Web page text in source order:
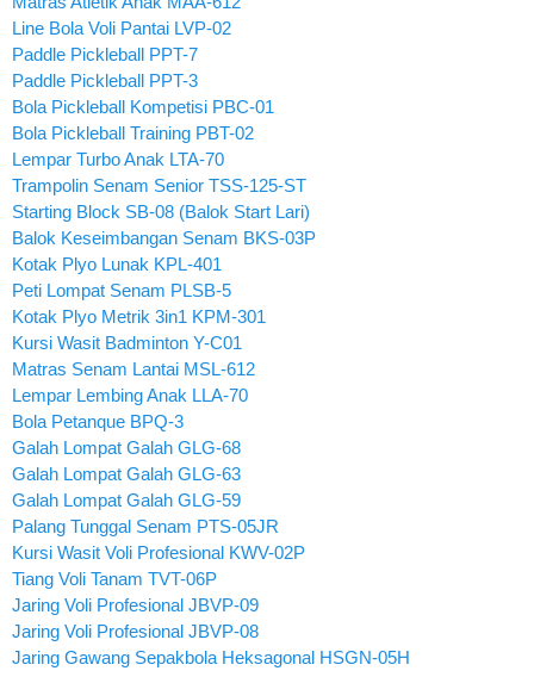
Line Bola Voli Pantai LVP-02
Paddle Pickleball PPT-7
Paddle Pickleball PPT-3
Bola Pickleball Kompetisi PBC-01
Bola Pickleball Training PBT-02
Lempar Turbo Anak LTA-70
Trampolin Senam Senior TSS-125-ST
Starting Block SB-08 (Balok Start Lari)
Balok Keseimbangan Senam BKS-03P
Kotak Plyo Lunak KPL-401
Peti Lompat Senam PLSB-5
Kotak Plyo Metrik 3in1 KPM-301
Kursi Wasit Badminton Y-C01
Matras Senam Lantai MSL-612
Lempar Lembing Anak LLA-70
Bola Petanque BPQ-3
Galah Lompat Galah GLG-68
Galah Lompat Galah GLG-63
Galah Lompat Galah GLG-59
Palang Tunggal Senam PTS-05JR
Kursi Wasit Voli Profesional KWV-02P
Tiang Voli Tanam TVT-06P
Jaring Voli Profesional JBVP-09
Jaring Voli Profesional JBVP-08
Jaring Gawang Sepakbola Heksagonal HSGN-05H